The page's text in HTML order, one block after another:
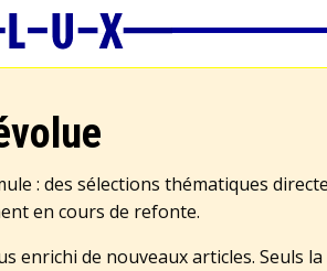
: des sélections thématiques
en cours de refonte.
enrichi de nouveaux articles. Seuls